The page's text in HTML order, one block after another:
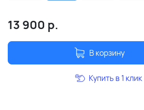
13 900 р.
В корзину
Купить в 1 клик